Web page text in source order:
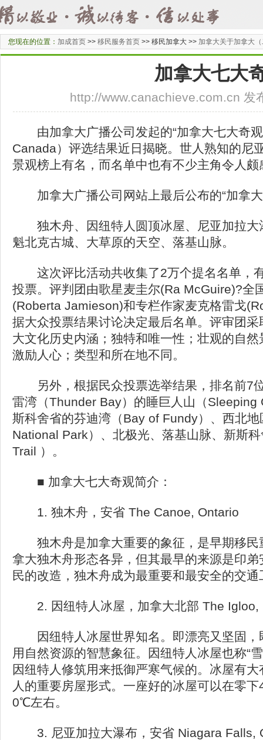
您现在的位置： 加成首页 >> 移民服务首页 >> 移民加拿大 >> 加拿大关于加拿大
加拿大七大
http://www.canachieve.com.cn 发
由加拿大广播公司发起的“加拿大七大奇
Canada）评选结果近日揭晓。世人熟知的尼
景观榜上有名，而名单中也有不少主角令人颇
加拿大广播公司网站上最后公布的“加拿大
独木舟、因纽特人圆顶冰屋、尼亚加拉大
魁北克古城、大草原的天空、落基山脉。
这次评比活动共收集了2万个提名名单，
投票。评判团由歌星麦圭尔(Ra McGuire)?全
(Roberta Jamieson)和专栏作家麦克格雷戈
据大众投票结果讨论决定最后名单。评审团
大文化历史内涵；独特和唯一性；壮观的自
激励人心；类型和所在地不同。
另外，根据民众投票选举结果，排名前7
雷湾（Thunder Bay）的睡巨人山（Sleeping
斯科舍省的芬迪湾（Bay of Fundy）、西北
National Park）、北极光、落基山脉、新斯
Trail ）。
■ 加拿大七大奇观简介：
1. 独木舟，安省 The Canoe, Ontario
独木舟是加拿大重要的象征，是早期移民
拿大独木舟形态各异，但其最早的来源是印
民的改造，独木舟成为最重要和最安全的交通
2. 因纽特人冰屋，加拿大北部 The Igloo,
因纽特人冰屋世界知名。即漂亮又坚固，
用自然资源的智慧象征。因纽特人冰屋也称“
因纽特人修筑用来抵御严寒气候的。冰屋有
人的重要房屋形式。一座好的冰屋可以在零
0℃左右。
3. 尼亚加拉大瀑布，安省 Niagara Falls,